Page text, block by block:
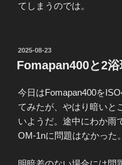
てしまうのでは。
投
稿
日:
2025-08-23
Fomapan400と2
今日はFomapan400を
てみたが、やはり暗いと
いようだ。途中にわか雨
OM-1nに問題はなかった。